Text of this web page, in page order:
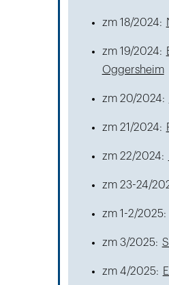
zm 18/2024:
zm 19/2024:
Oggersheim
zm 20/2024:
zm 21/2024:
zm 22/2024:
zm 23-24/
zm 1-2/2025:
zm 3/2025:
zm 4/2025: